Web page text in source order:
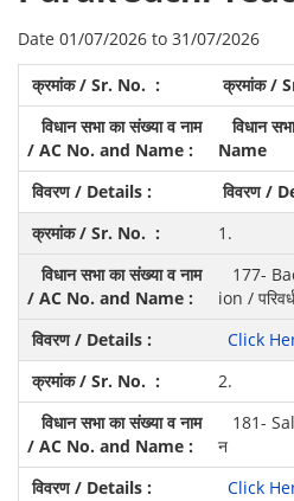
Date 01/07/2026 to 31/07/2026
क्रमांक /
विधान
Name
विवरण /
1.
177-
ion /
Click
2.
181-
न
Click